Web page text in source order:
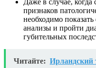
Даже в случае,
признаков
необходимо показать
анализы и пройти
губительных
Читайте: Ирландский